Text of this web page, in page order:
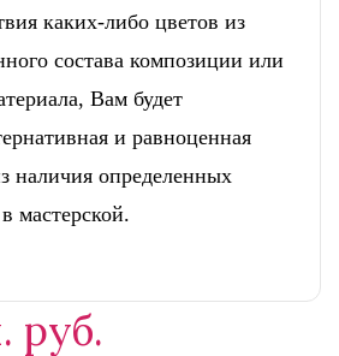
каких-либо цветов из
состава композиции или
Вам будет
и равноценная
наличия определенных
мастерской.
руб.